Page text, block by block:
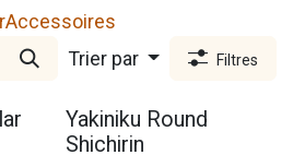
Accessoires
Trier par
Filtres
Yakiniku Round
Shichirin